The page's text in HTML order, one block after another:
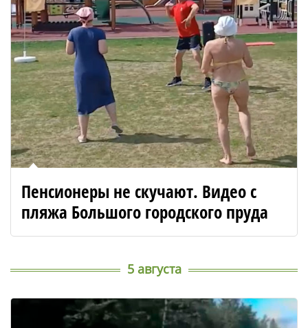
Пенсионеры не скучают. Видео с
пляжа Большого городского пруда
5 августа